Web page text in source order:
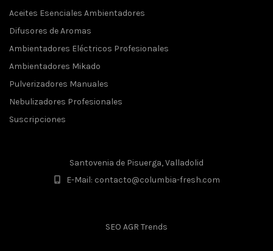
Aceites Esenciales Ambientadores
Difusores de Aromas
Ambientadores Eléctricos Profesionales
Ambientadores Mikado
Pulverizadores Manuales
Nebulizadores Profesionales
Suscripciones
Santovenia de Pisuerga, Valladolid
E-Mail: contacto@columbia-fresh.com
SEO AGR Trends